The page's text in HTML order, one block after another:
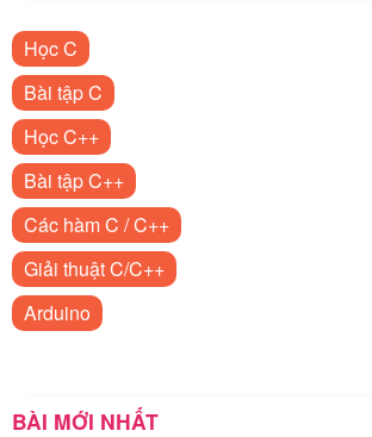
Học C
Bài tập C
Học C++
Bài tập C++
Các hàm C / C++
Giải thuật C/C++
Arduino
BÀI MỚI NHẤT